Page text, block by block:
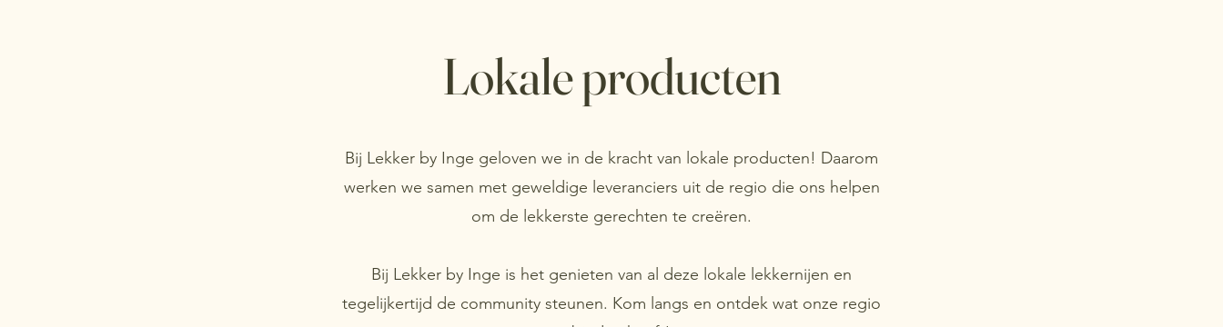
Lokale producten
Bij Lekker by Inge geloven we in de kracht van lokale producten! Daarom
werken we samen met geweldige leveranciers uit de regio die ons helpen
om de lekkerste gerechten te creëren.
Bij Lekker by Inge is het genieten van al deze lokale lekkernijen en
tegelijkertijd de community steunen. Kom langs en ontdek wat onze regio